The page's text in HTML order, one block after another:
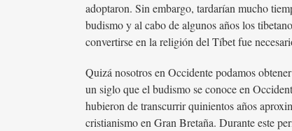
adoptaron. Sin embargo, tardarían mucho
budismo y al cabo de algunos años los
convertirse en la religión del Tíbet fue
Quizá nosotros en Occidente podamos
un siglo que el budismo se conoce en
hubieron de transcurrir quinientos años
cristianismo en Gran Bretaña. Durante este